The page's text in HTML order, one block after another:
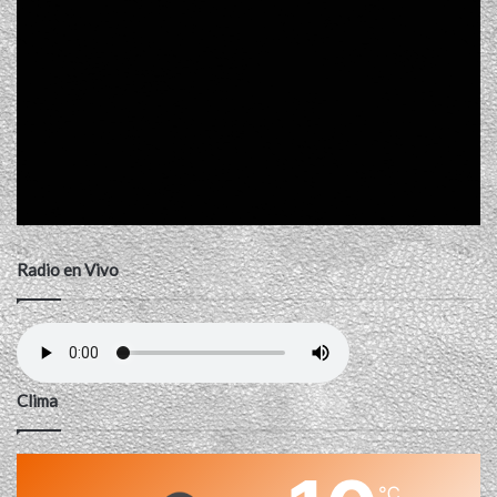
Radio en Vivo
Clima